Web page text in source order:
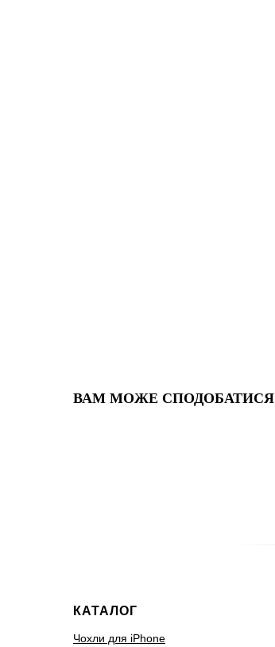
ВАМ МОЖЕ СПОДОБАТИСЯ
КАТАЛОГ
Чохли для iPhone